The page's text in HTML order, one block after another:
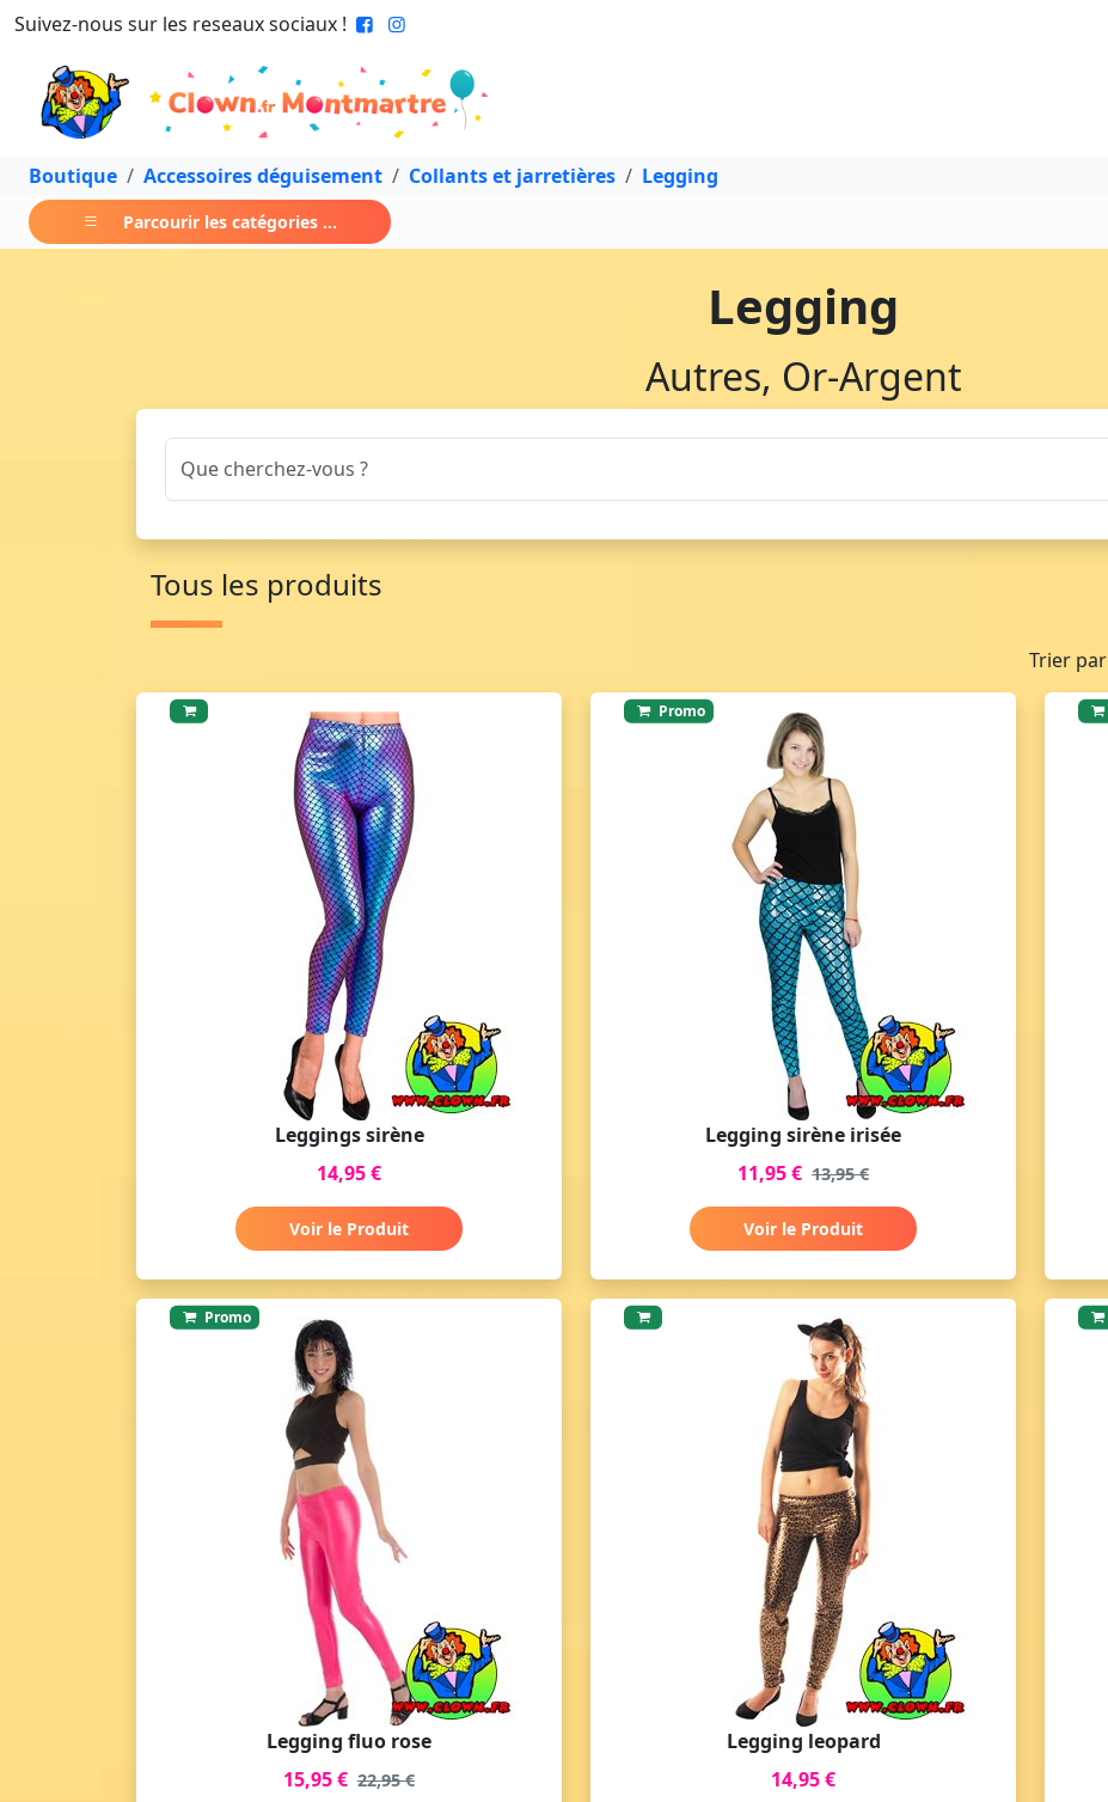
Suivez-nous sur les reseaux sociaux !
Boutique Accessoires déguisement Collants et jarretières Legging
Parcourir les catégories ...
Legging
Autres, Or-Argent
Tous les produits
Trier par
Leggings sirène
14,95 €
Voir le Produit
Promo
Legging sirène irisée
11,95 € 13,95 €
Voir le Produit
Promo
Legging fluo rose
15,95 € 22,95 €
Legging leopard
14,95 €